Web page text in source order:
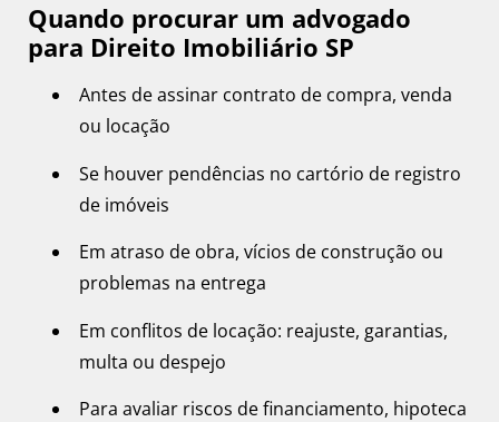
Quando procurar um advogado
para Direito Imobiliário SP
Antes de assinar contrato de compra, venda
ou locação
Se houver pendências no cartório de registro
de imóveis
Em atraso de obra, vícios de construção ou
problemas na entrega
Em conflitos de locação: reajuste, garantias,
multa ou despejo
Para avaliar riscos de financiamento, hipoteca